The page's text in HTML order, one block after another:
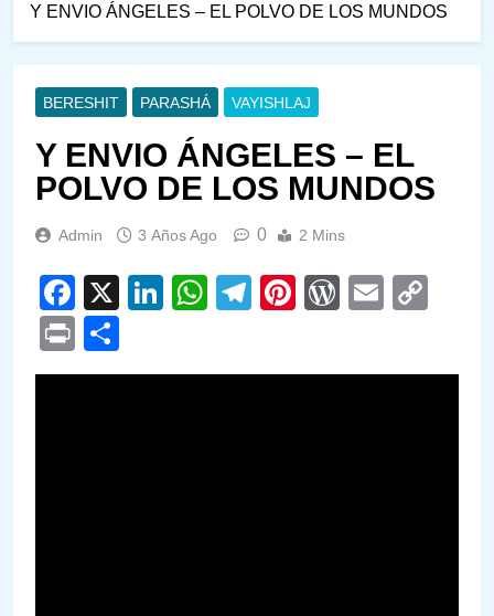
Y ENVIO ÁNGELES – EL POLVO DE LOS MUNDOS
BERESHIT PARASHÁ VAYISHLAJ
Y ENVIO ÁNGELES – EL
POLVO DE LOS MUNDOS
Admin 3 Años Ago 0 2 Mins
Facebook
X LinkedIn
WhatsApp
Telegram
PinterestEmail
Print